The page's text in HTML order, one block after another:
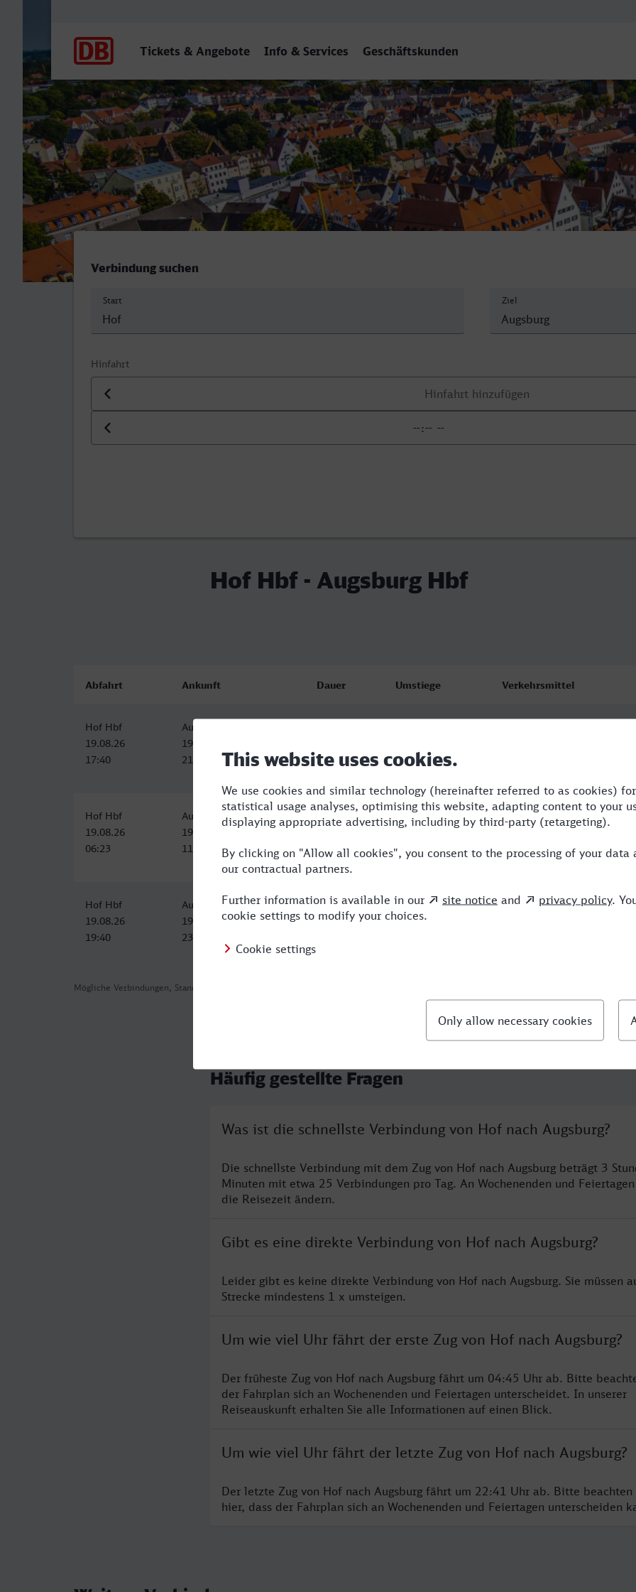
Tickets & Angebote Info & Services Geschäftskunden
Hof Hbf - Augsburg Hbf
Verbindung suchen
Start Ziel
Hinfahrt
Datum der Hinfahrt
Uhrzeit der Hinfahrt
Hof Hbf - Augsburg Hbf
Mögliche Verbindungen, Stand: 2026-08-05 02:32
Abfahrt Ankunft Dauer Umstiege Verkehrsmittel
Hof Hbf
19.08.26
17:40
Augsburg Hbf
19.08.26
21:34
Hof Hbf
19.08.26
06:23
Augsburg Hbf
19.08.26
11:11
4:48 BUS,RE,ICE
Hof Hbf
19.08.26
19:40
Augsburg Hbf
19.08.26
23:40
4:00 2 BUS,RE,ICE
Häufig gestellte Fragen
Was ist die schnellste Verbindung von Hof nach Augsburg?
Die schnellste Verbindung mit dem Zug von Hof nach Augsburg beträgt 3
Minuten mit etwa 25 Verbindungen pro Tag. An Wochenenden und
die Reisezeit ändern.
Gibt es eine direkte Verbindung von Hof nach Augsburg?
Leider gibt es keine direkte Verbindung von Hof nach Augsburg. Sie müssen
Strecke mindestens 1 x umsteigen.
Um wie viel Uhr fährt der erste Zug von Hof nach Augsburg?
Der früheste Zug von Hof nach Augsburg fährt um 04:45 Uhr ab. Bitte
der Fahrplan sich an Wochenenden und Feiertagen unterscheidet. In unserer
Reiseauskunft erhalten Sie alle Informationen auf einen Blick.
Um wie viel Uhr fährt der letzte Zug von Hof nach Augsburg?
Der letzte Zug von Hof nach Augsburg fährt um 22:41 Uhr ab. Bitte beachten
hier, dass der Fahrplan sich an Wochenenden und Feiertagen unterscheiden